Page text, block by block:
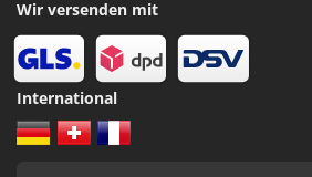
Wir versenden mit
International